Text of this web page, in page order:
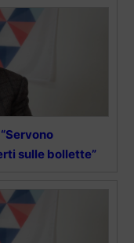
sulle bollette”